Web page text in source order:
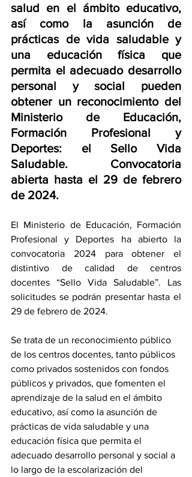
salud en el ámbito educativo,
así como la asunción de
prácticas de vida saludable y
una educación física que
permita el adecuado desarrollo
personal y social pueden
obtener un reconocimiento del
Ministerio de Educación,
Formación Profesional y
Deportes: el Sello Vida
Saludable. Convocatoria
abierta hasta el 29 de febrero
de 2024.
El Ministerio de Educación, Formación
Profesional y Deportes ha abierto la
convocatoria 2024 para obtener el
distintivo de calidad de centros
docentes “Sello Vida Saludable”. Las
solicitudes se podrán presentar hasta el
29 de febrero de 2024.
Se trata de un reconocimiento público
de los centros docentes, tanto públicos
como privados sostenidos con fondos
públicos y privados, que fomenten el
aprendizaje de la salud en el ámbito
educativo, así como la asunción de
prácticas de vida saludable y una
educación física que permita el
adecuado desarrollo personal y social a
lo largo de la escolarización del